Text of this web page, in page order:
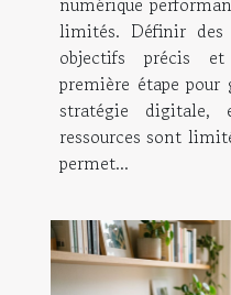
limités. Définir
objectifs précis
première étape
stratégie digitale,
ressources sont
permet...